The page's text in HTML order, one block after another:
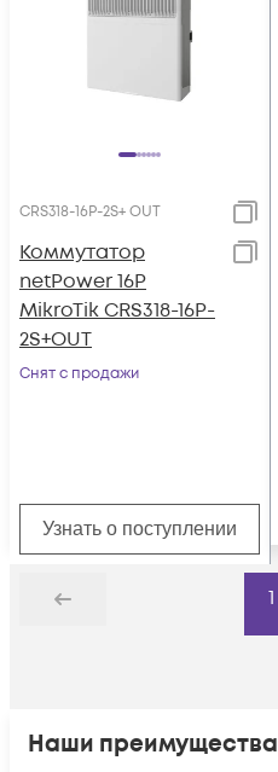
CRS318-16P-2S+ OUT
Коммутатор
netPower 16P
MikroTik CRS318-16P-
2S+OUT
Снят с продажи
Узнать о поступлении
Назад
1
Наши преимущества